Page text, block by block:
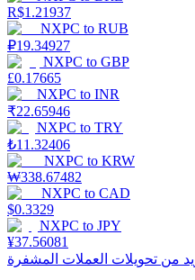
خنزير الطاقة
مكافآت تنافسية يوميًا
R$1.21937
NXPC to RUB
₽19.34927
NXPC to GBP
£0.17665
NXPC to INR
₹22.65946
NXPC to TRY
₺11.32406
NXPC to KRW
₩338.67482
NXPC to CAD
$0.3329
NXPC to JPY
¥37.56081
من تحويلات العملات المشفرة